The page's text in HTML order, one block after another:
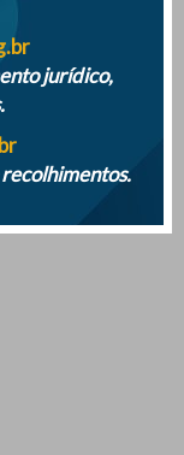
jurídico,